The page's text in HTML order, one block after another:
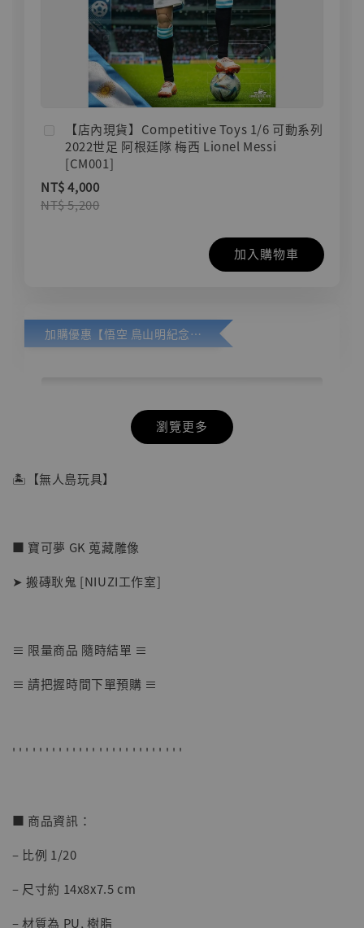
【店內現貨】Competitive Toys 1/6 可動系列
2022世足 阿根廷隊 梅西 Lionel Messi
[CM001]
NT$ 4,000
NT$ 5,200
加入購物車
加購優惠【悟空 鳥山明紀念款 [奇蹟工作室]】
【店內現貨】七龍珠 系列蒐藏雕像 悟空 鳥山
NT$ 5,580
瀏覽更多
🏝【無人島玩具】
■ 寶可夢 GK 蒐藏雕像
➤ 搬磚耿鬼 [NIUZI工作室]
≡ 限量商品 隨時結單 ≡
≡ 請把握時間下單預購 ≡
' ' ' ' ' ' ' ' ' ' ' ' ' ' ' ' ' ' ' ' ' ' ' ' ' '
■ 商品資訊：
– 比例 1/20
– 尺寸約 14x8x7.5 cm
– 材質為 PU, 樹脂